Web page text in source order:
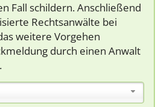
Fall schildern. Anschließend
Rechtsanwälte bei
weitere Vorgehen
durch einen Anwalt